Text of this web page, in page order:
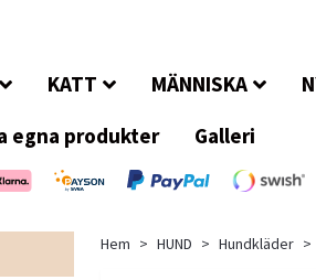
KATT MÄNNISKA
egna produkter
Galleri
Hem HUND Hundkläder